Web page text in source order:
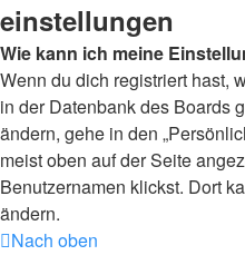
einstellungen
Wie kann ich meine
Wenn du dich registriert hast,
in der Datenbank des Boards
ändern, gehe in den
meist oben auf der Seite
Benutzernamen klickst. Dort
ändern.
Nach oben